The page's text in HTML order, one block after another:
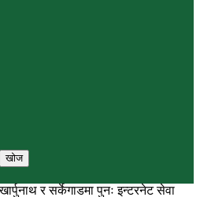
र सर्केगाडमा पुनः इन्टरनेट सेवा